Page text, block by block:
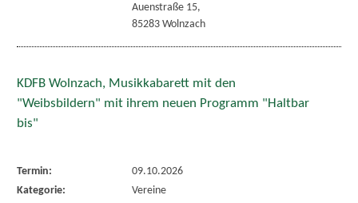
Auenstraße 15,
85283 Wolnzach
KDFB Wolnzach, Musikkabarett mit den
"Weibsbildern" mit ihrem neuen Programm "Haltbar
bis"
Termin:
09.10.2026
Kategorie:
Vereine